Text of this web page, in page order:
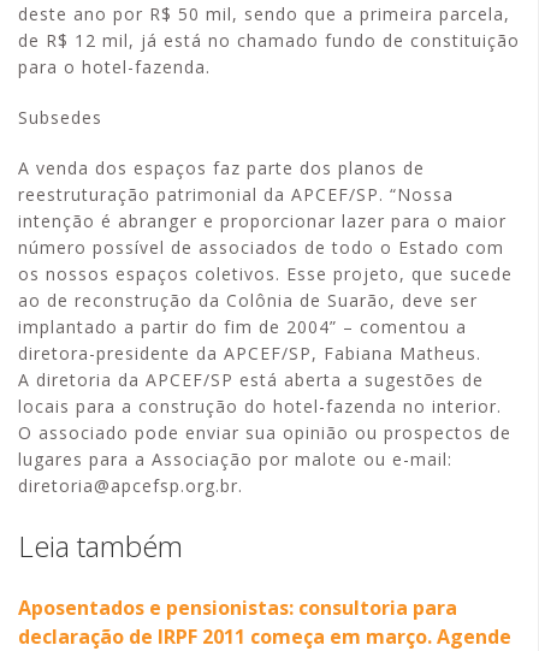
deste ano por R$ 50 mil, sendo que a primeira parcela,
de R$ 12 mil, já está no chamado fundo de constituição
para o hotel-fazenda.
Subsedes
A venda dos espaços faz parte dos planos de
reestruturação patrimonial da APCEF/SP. “Nossa
intenção é abranger e proporcionar lazer para o maior
número possível de associados de todo o Estado com
os nossos espaços coletivos. Esse projeto, que sucede
ao de reconstrução da Colônia de Suarão, deve ser
implantado a partir do fim de 2004” – comentou a
diretora-presidente da APCEF/SP, Fabiana Matheus.
A diretoria da APCEF/SP está aberta a sugestões de
locais para a construção do hotel-fazenda no interior.
O associado pode enviar sua opinião ou prospectos de
lugares para a Associação por malote ou e-mail:
diretoria@apcefsp.org.br.
Leia também
Aposentados e pensionistas: consultoria para
declaração de IRPF 2011 começa em março. Agende